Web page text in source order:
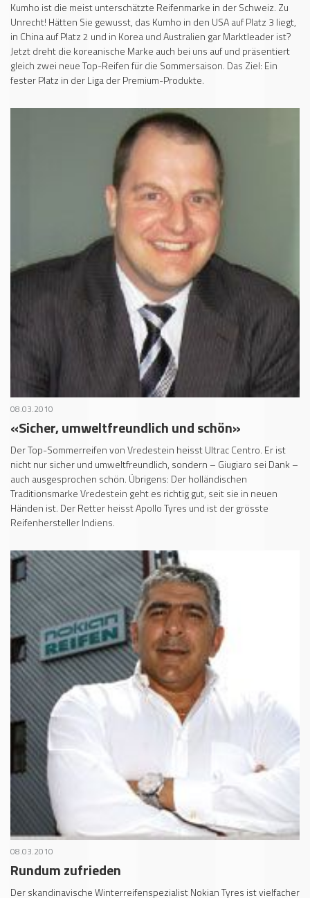
Kumho ist die meist unterschätzte Reifenmarke in der Schweiz. Zu
Unrecht! Hätten Sie gewusst, das Kumho in den USA auf Platz 3 liegt,
in China auf Platz 2 und in Korea und Australien gar Marktleader ist?
Jetzt dreht die koreanische Marke auch bei uns auf und präsentiert
gleich zwei neue Top-Reifen für die Sommersaison. Das Ziel: Ein
fester Platz in der Liga der Premium-Produkte.
08.03.2010
«Sicher, umweltfreundlich und schön»
Der Top-Sommerreifen von Vredestein heisst Ultrac Centro. Er ist
nicht nur sicher und umweltfreundlich, sondern – Giugiaro sei Dank –
auch ausgesprochen schön. Übrigens: Der holländischen
Traditionsmarke Vredestein geht es richtig gut, seit sie in neuen
Händen ist. Der Retter heisst Apollo Tyres und ist der grösste
Reifenhersteller Indiens.
08.03.2010
Rundum zufrieden
Der skandinavische Winterreifenspezialist Nokian Tyres ist vielfacher